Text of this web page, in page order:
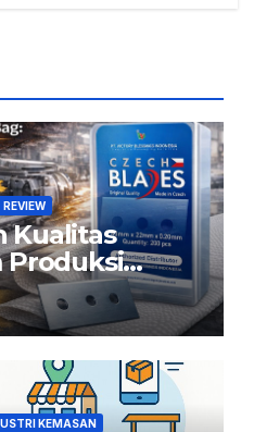
REVIEW
Kualitas
Produksi
Pisau yang
KEMASAN